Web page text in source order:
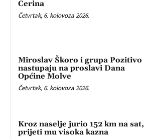
Cerina
Četvrtak, 6. kolovoza 2026.
Miroslav Škoro i grupa Pozitivo
nastupaju na proslavi Dana
Općine Molve
Četvrtak, 6. kolovoza 2026.
Kroz naselje jurio 152 km na sat,
prijeti mu visoka kazna